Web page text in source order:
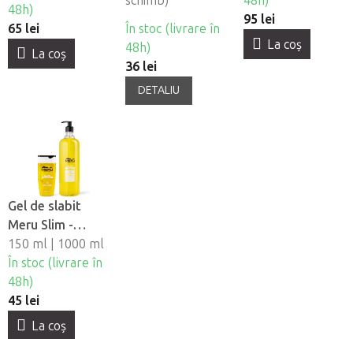
48h)
65 lei
La coş
În stoc (livrare în
48h)
36 lei
DETALIU
95 lei
La coş
Gel de slabit
Meru Slim -
Ananas si L-
carnitina
150 ml | 1000 ml
În stoc (livrare în
48h)
45 lei
La coş